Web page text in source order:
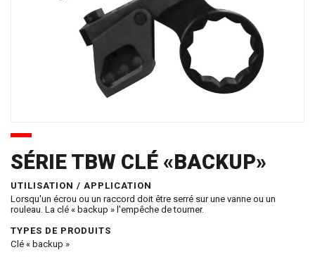
SÉRIE TBW CLÉ «BACKUP»
UTILISATION / APPLICATION
Lorsqu'un écrou ou un raccord doit être serré sur une vanne ou un
rouleau. La clé « backup » l'empêche de tourner.
TYPES DE PRODUITS
Clé « backup »